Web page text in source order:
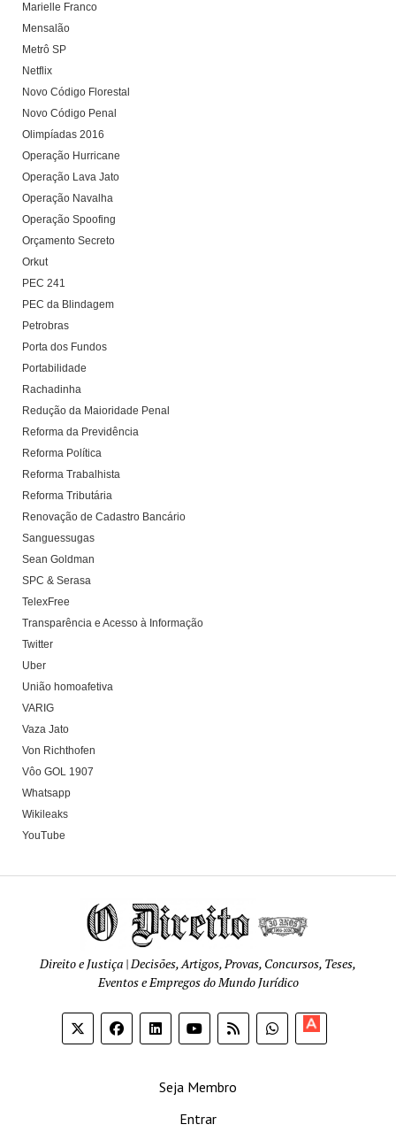
Marielle Franco
Mensalão
Metrô SP
Netflix
Novo Código Florestal
Novo Código Penal
Olimpíadas 2016
Operação Hurricane
Operação Lava Jato
Operação Navalha
Operação Spoofing
Orçamento Secreto
Orkut
PEC 241
PEC da Blindagem
Petrobras
Porta dos Fundos
Portabilidade
Rachadinha
Redução da Maioridade Penal
Reforma da Previdência
Reforma Política
Reforma Trabalhista
Reforma Tributária
Renovação de Cadastro Bancário
Sanguessugas
Sean Goldman
SPC & Serasa
TelexFree
Transparência e Acesso à Informação
Twitter
Uber
União homoafetiva
VARIG
Vaza Jato
Von Richthofen
Vôo GOL 1907
Whatsapp
Wikileaks
YouTube
Direito e Justiça | Decisões, Artigos, Provas, Concursos, Teses,
Eventos e Empregos do Mundo Jurídico
Seja Membro
Entrar